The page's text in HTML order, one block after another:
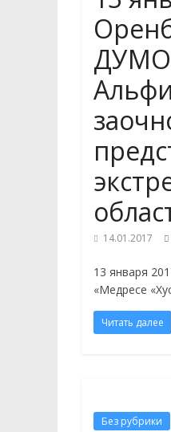
14.01.2017
13 января
«Медресе
Читать далее
Без рубрики